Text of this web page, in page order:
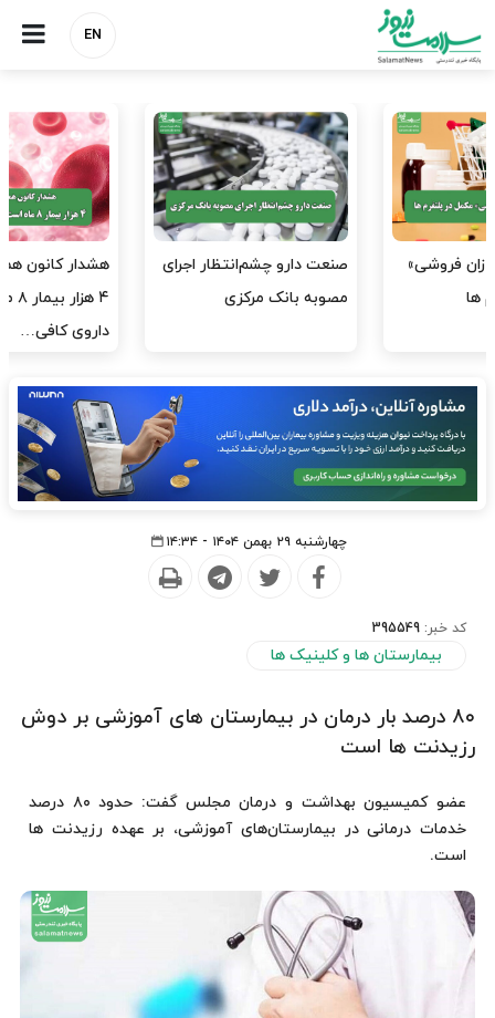
EN
هشدار کانون هموفیلی ایران:
۴ هزار بیمار ۸ ماه است
نسخه وزارت بهداشت برای
مهار پزشک‌نماهای
اینستاگرامی/ احراز هویت…
چهارشنبه ۲۹ بهمن ۱۴۰۴ - ۱۴:۳۴
کد خبر: 395549
بیمارستان ها و کلینیک ها
۸۰ درصد بار درمان در بیمارستان های آموزشی بر دوش
رزیدنت ها است
عضو کمیسیون بهداشت و درمان مجلس گفت: حدود ۸۰ درصد
خدمات درمانی در بیمارستان‌های آموزشی، بر عهده رزیدنت ها
است.